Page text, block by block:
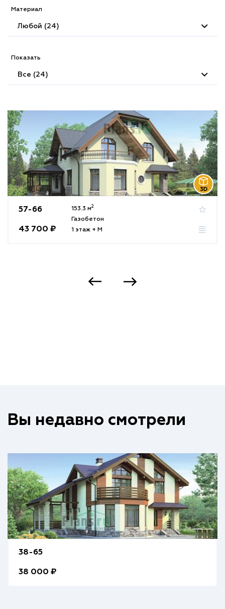
Материал
Любой (24)
Показать
Все (24)
57-66
43 700 ₽
153.3 м2
Газобетон
1 этаж + М
Вы недавно смотрели
38-65
38 000 ₽